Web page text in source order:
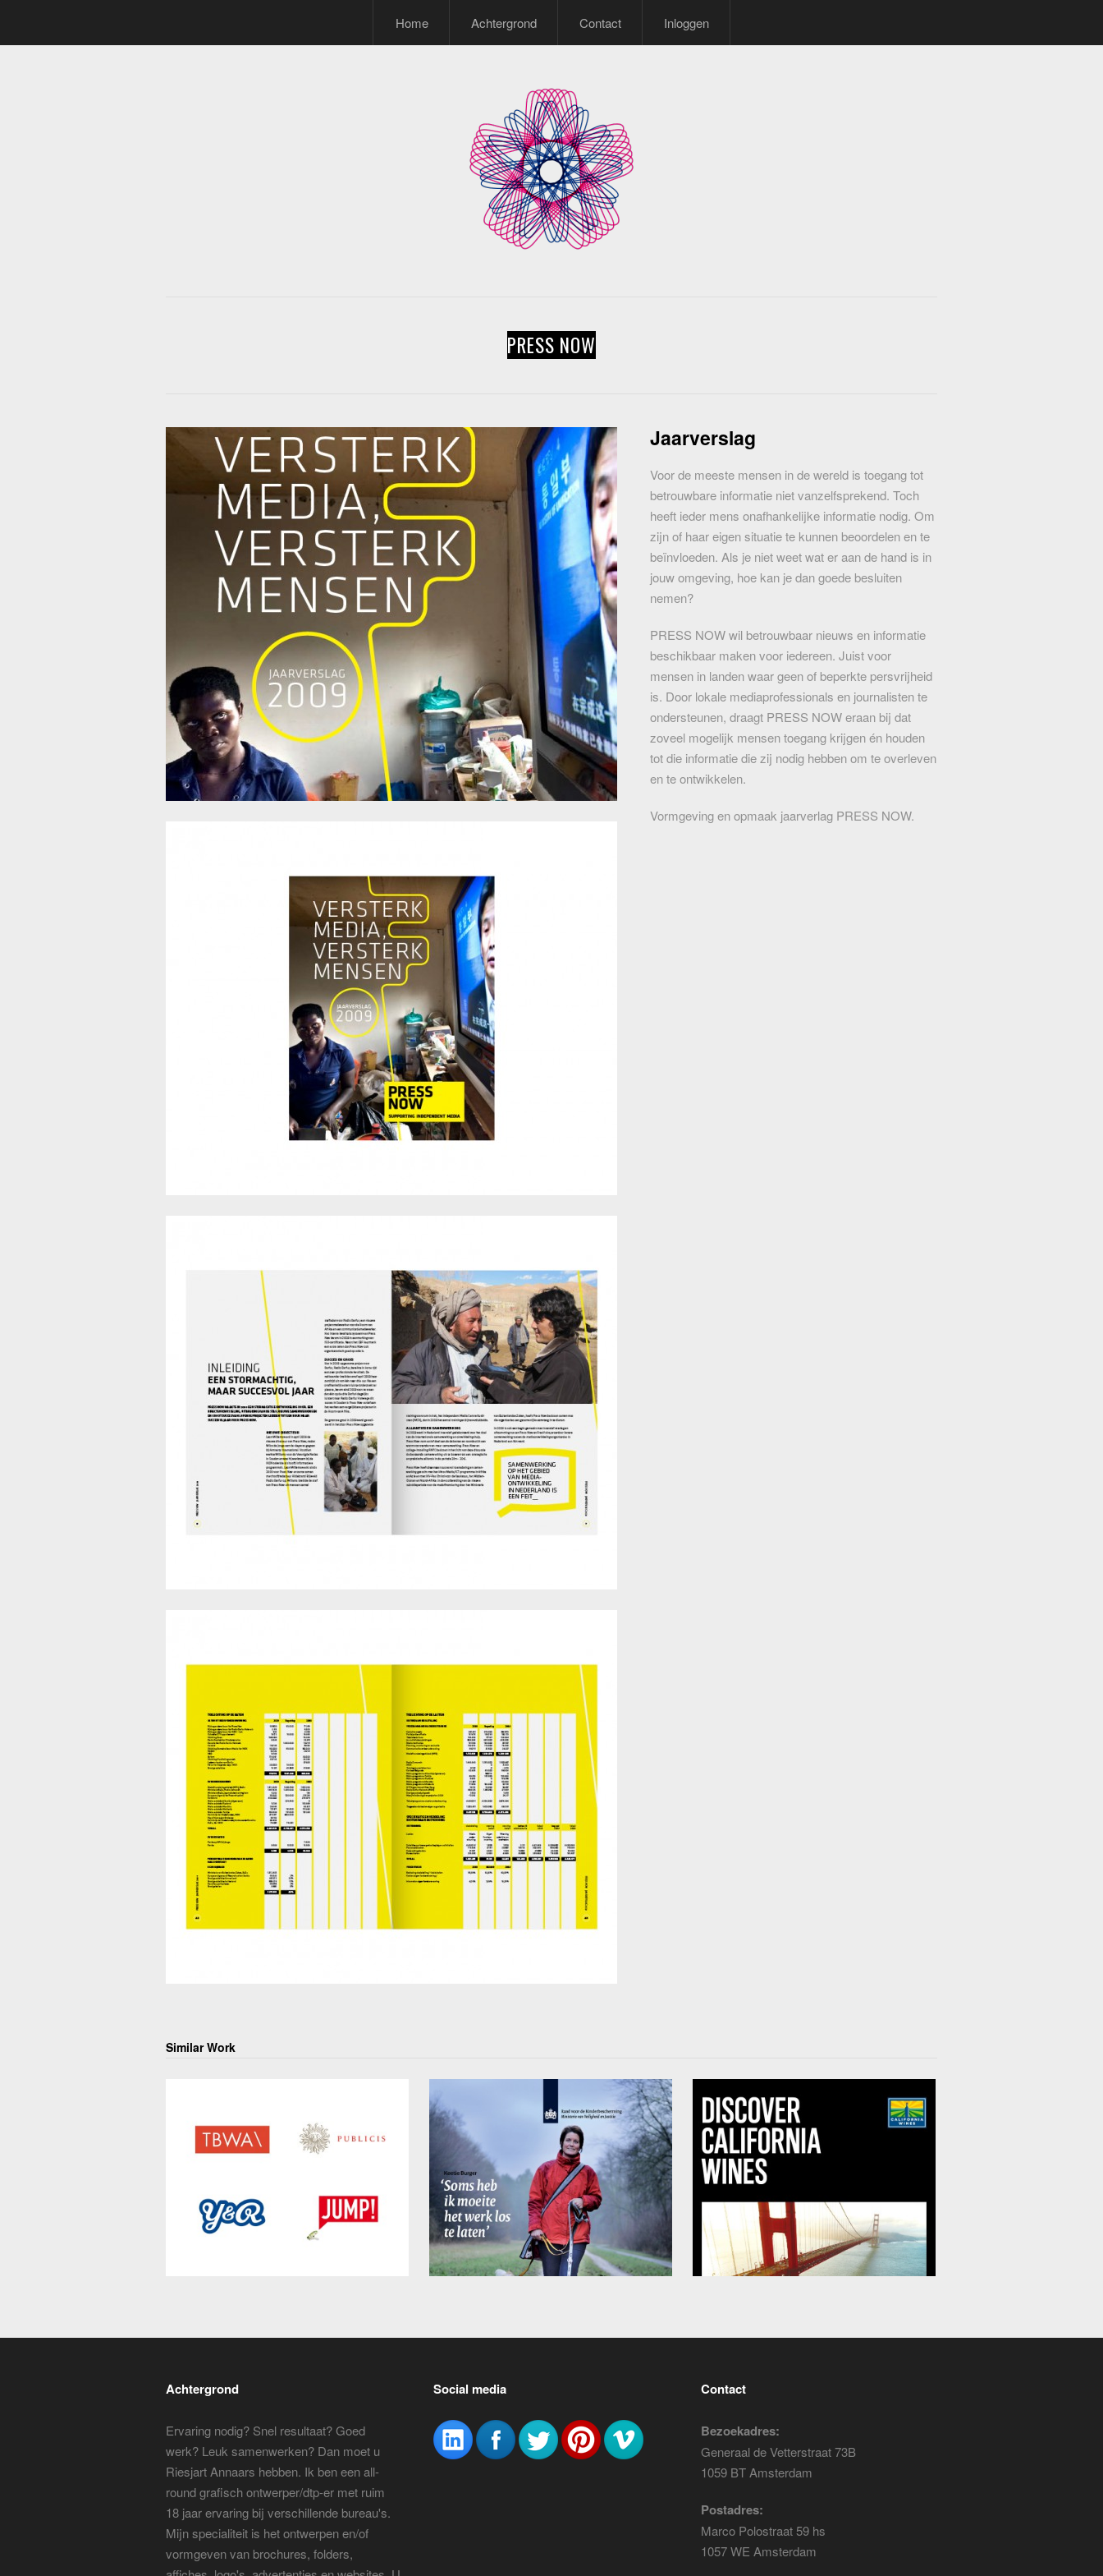
Home Achtergrond Contact Inloggen
PRESS NOW
Jaarverslag
Voor de meeste mensen in de wereld is toegang tot
betrouwbare informatie niet vanzelfsprekend. Toch
heeft ieder mens onafhankelijke informatie nodig. Om
zijn of haar eigen situatie te kunnen beoordelen en te
beïnvloeden. Als je niet weet wat er aan de hand is in
jouw omgeving, hoe kan je dan goede besluiten
nemen?
PRESS NOW wil betrouwbaar nieuws en informatie
beschikbaar maken voor iedereen. Juist voor
mensen in landen waar geen of beperkte persvrijheid
is. Door lokale mediaprofessionals en journalisten te
ondersteunen, draagt PRESS NOW eraan bij dat
zoveel mogelijk mensen toegang krijgen én houden
tot die informatie die zij nodig hebben om te overleven
en te ontwikkelen.
Vormgeving en opmaak jaarverlag PRESS NOW.
Similar Work
Achtergrond
Ervaring nodig? Snel resultaat? Goed
werk? Leuk samenwerken? Dan moet u
Riesjart Annaars hebben. Ik ben een all-
round grafisch ontwerper/dtp-er met ruim
18 jaar ervaring bij verschillende bureau's.
Mijn specialiteit is het ontwerpen en/of
vormgeven van brochures, folders,
Social media Contact
Bezoekadres:
Generaal de Vetterstraat 73B
1059 BT Amsterdam
Postadres:
Marco Polostraat 59 hs
1057 WE Amsterdam